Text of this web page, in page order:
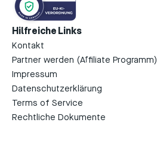
Hilfreiche Links
Kontakt
Partner werden (Affiliate Programm)
Impressum
Datenschutzerklärung
Terms of Service
Rechtliche Dokumente